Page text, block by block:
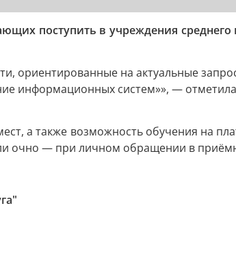
поступить в учреждения
ориентированные на актуальные
информационных систем»», —
а также возможность обучения на
очно — при личном обращении в